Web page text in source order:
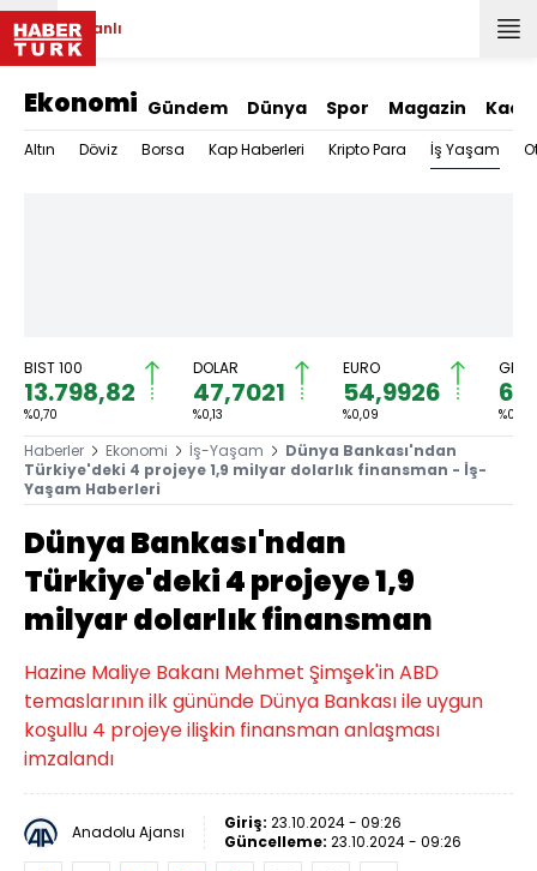
Canlı
Ekonomi Gündem Dünya Spor Magazin
Altın Döviz Borsa Kap Haberleri Kripto Para İş Yaşam
BIST 100
13.798,82
%0,70
DOLAR
47,7021
%0,13
EURO
54,9926
%0,09 %0,83
Haberler Ekonomi İş-Yaşam
Dünya Bankası'ndan
Türkiye'deki 4 projeye 1,9 milyar dolarlık finansman - İş-
Yaşam Haberleri
Dünya Bankası'ndan
Türkiye'deki 4 projeye 1,9
milyar dolarlık finansman
Hazine Maliye Bakanı Mehmet Şimşek'in ABD
temaslarının ilk gününde Dünya Bankası ile uygun
koşullu 4 projeye ilişkin finansman anlaşması
imzalandı
Anadolu Ajansı Giriş: 23.10.2024 - 09:26
Güncelleme: 23.10.2024 - 09:26